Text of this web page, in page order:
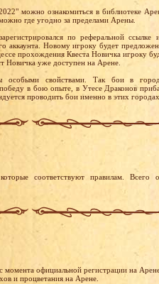
можно ознакомиться в библиотеке
где угодно за пределами Арены.
по реферальной ссылке
аккаунта. Новому игроку будет
прохождения Квеста Новичка игроку
Новичка уже доступен на Арене.
особыми свойствами. Так бои в
в бою опыте, в Утесе Драконов
проводить бои именно в этих городах.
соответствуют правилам. Всего
момента официальной регистрации на
и процветания на Арене.